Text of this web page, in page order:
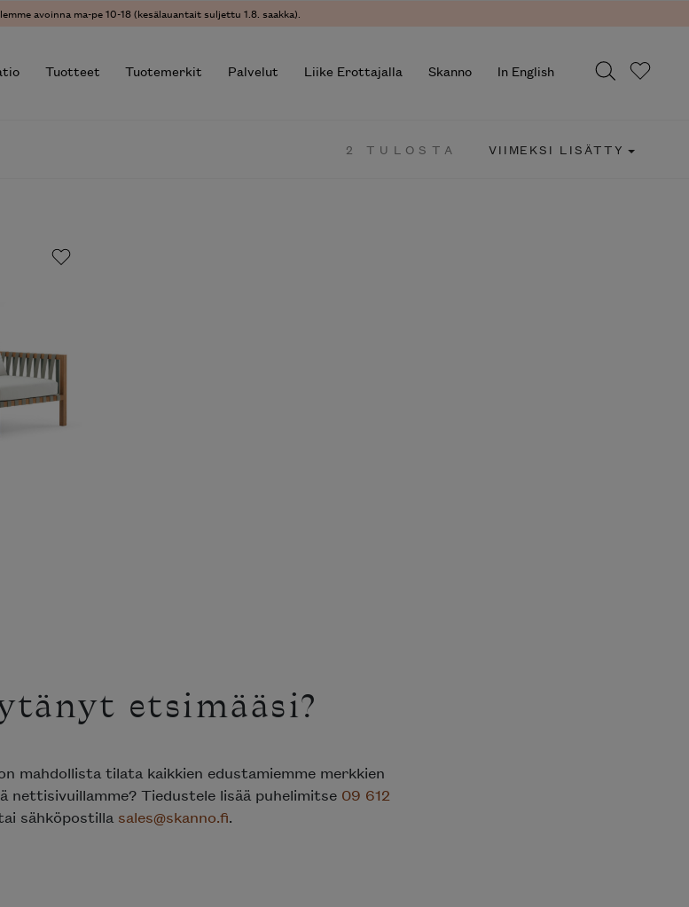
avoinna ma-pe 10-18 (kesälauantait suljettu 1.8. saakka).
Tuotteet Tuotemerkit Palvelut Liike Erottajalla Skanno In English
2 TULOSTA VIIMEKSI LISÄTTY
etsimääsi?
mahdollista tilata kaikkien edustamiemme merkkien
Tiedustele lisää puhelimitse 09 612
sähköpostilla sales@skanno.fi.